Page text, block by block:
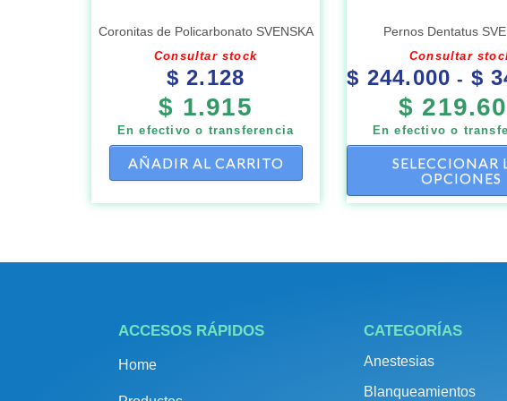
Coronitas de Policarbonato SVENSKA
Consultar stock
$ 2.128
$ 1.915
En efectivo o transferencia
AÑADIR AL CARRITO
Pernos Dentatus
Consultar
$ 244.000 - $
$
En efectivo o
SELECCIONAR
OPCIONES
ACCESOS RÁPIDOS
Home
CATEGORÍAS
Anestesias
Blanqueamientos